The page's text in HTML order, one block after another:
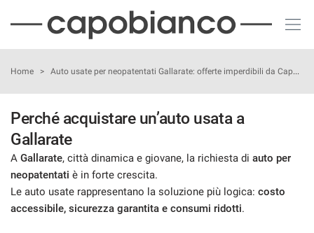
HOME
CHI SIAMO
Home > Auto usate per neopatentati Gallarate: offerte imperdibili da Capobianco Auto
Perché acquistare un’auto usata a
Gallarate
A Gallarate, città dinamica e giovane, la richiesta di auto per
neopatentati è in forte crescita.
Le auto usate rappresentano la soluzione più logica: costo
accessibile, sicurezza garantita e consumi ridotti.
Le
preferenze
di
seguente
pannello
consente
di
esprimere
le